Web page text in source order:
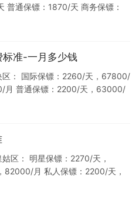
普通保镖：1870/天 商务保镖：
准-一月多少钱
区： 国际保镖：2260/天，67800/
月 普通保镖：2200/天，63000/
区： 明星保镖：2270/天，
月 私人保镖：2200/天，